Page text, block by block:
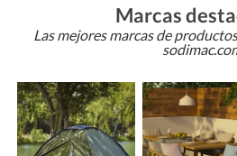
Marcas
Las mejores marcas de